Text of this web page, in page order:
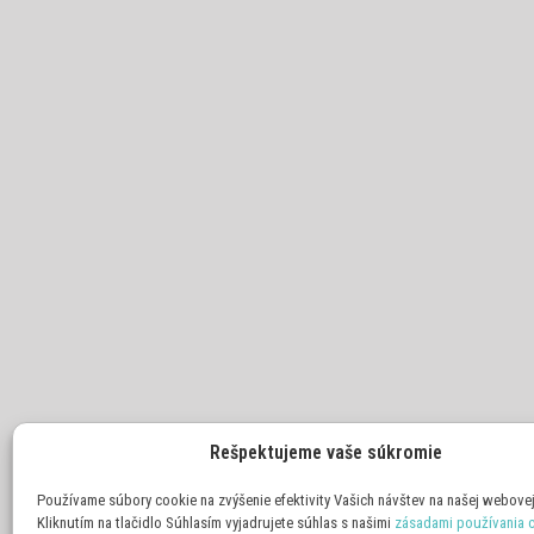
Rešpektujeme vaše súkromie
Používame súbory cookie na zvýšenie efektivity Vašich návštev na našej
Kliknutím na tlačidlo Súhlasím vyjadrujete súhlas s našimi zásadami používania